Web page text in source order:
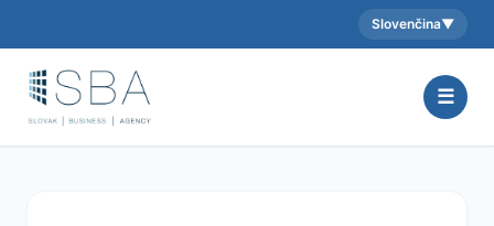
Aktuálny jazyk:
Slovenčina▼
☰